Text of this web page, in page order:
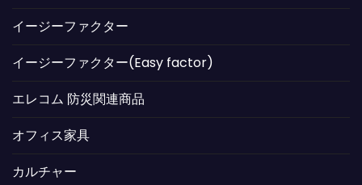
イージーファクター
イージーファクター(Easy factor)
エレコム 防災関連商品
オフィス家具
カルチャー